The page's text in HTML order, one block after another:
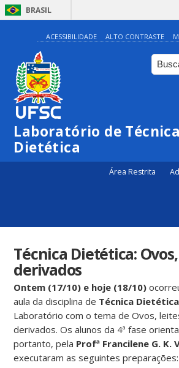
BRASIL
ACESSIBILIDADE ALTO CONTRASTE
Laboratório de Técnica
Dietética
Área Restrita
Técnica Dietética:
derivados
Ontem (17/10) e hoje (18/10)
aula da disciplina de Técnica Dietética
Laboratório com o tema de Ovos,
derivados. Os alunos da 4ª fase
portanto, pela Profª Francilene G. K.
executaram as seguintes preparações: